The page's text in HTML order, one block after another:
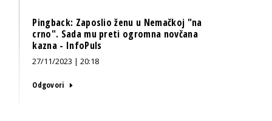
Pingback: Zaposlio ženu u Nemačkoj "na
crno". Sada mu preti ogromna novčana
kazna - InfoPuls
27/11/2023 | 20:18
Odgovori